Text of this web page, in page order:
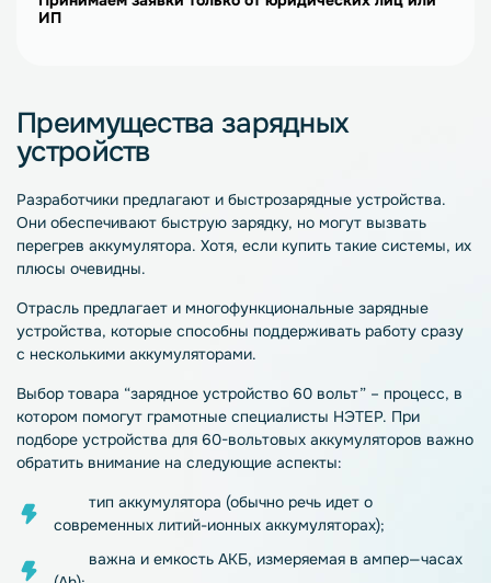
ИП
Преимущества зарядных
устройств
Разработчики предлагают и быстрозарядные устройства.
Они обеспечивают быструю зарядку, но могут вызвать
перегрев аккумулятора. Хотя, если купить такие системы, их
плюсы очевидны.
Отрасль предлагает и многофункциональные зарядные
устройства, которые способны поддерживать работу сразу
с несколькими аккумуляторами.
Выбор товара “зарядное устройство 60 вольт” – процесс, в
котором помогут грамотные специалисты НЭТЕР. При
подборе устройства для 60-вольтовых аккумуляторов важно
обратить внимание на следующие аспекты:
тип аккумулятора (обычно речь идет о
современных литий-ионных аккумуляторах);
важна и емкость АКБ, измеряемая в ампер—часах